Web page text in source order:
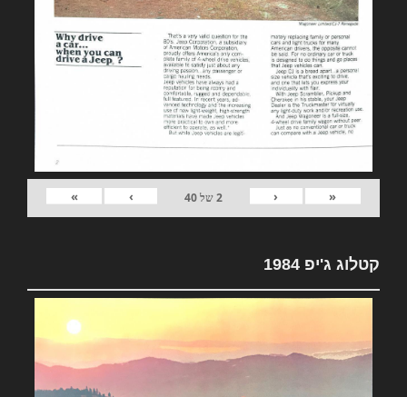
«
‹
2של40
›
»
קטלוג ג'יפ 1984